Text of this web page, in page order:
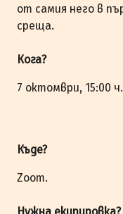
от самия него в
среща.
Кога?
7 октомври, 15:00 ч.
Къде?
Zoom.